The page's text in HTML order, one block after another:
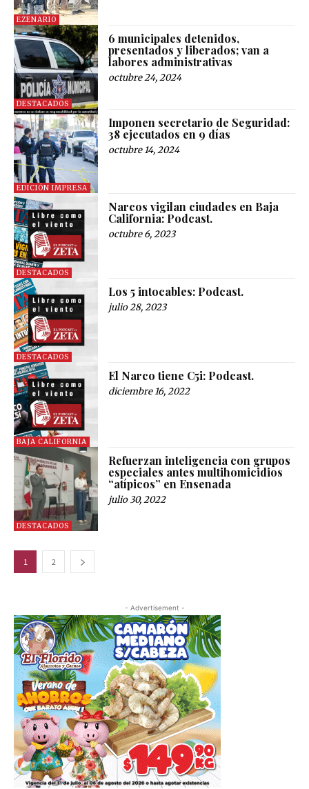
EZENARIO
DESTACADOS
6 municipales detenidos,
presentados y liberados; van a
labores administrativas
octubre 24, 2024
EDICIÓN IMPRESA
Imponen secretario de Seguridad:
38 ejecutados en 9 días
octubre 14, 2024
DESTACADOS
Narcos vigilan ciudades en Baja
California: Podcast.
octubre 6, 2023
DESTACADOS
Los 5 intocables: Podcast.
julio 28, 2023
BAJA CALIFORNIA
El Narco tiene C5i: Podcast.
diciembre 16, 2022
DESTACADOS
Refuerzan inteligencia con grupos
especiales antes multihomicidios
“atípicos” en Ensenada
julio 30, 2022
1 2
- Advertisement -